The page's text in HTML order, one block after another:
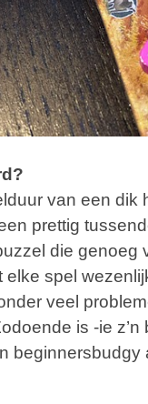
van een dik
prettig
die genoeg
elke spel
veel
is -ie
beginnersbudgy